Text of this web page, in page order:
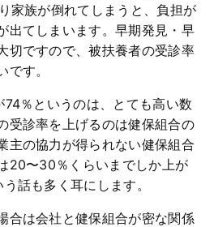
家族が倒れてしまうと、負担が
出てしまいます。早期発見・早
切ですので、被扶養者の受診率
す。
％というのは、とても高い数
診率を上げるのは健保組合の
主の協力が得られない健保組合
20〜30％くらいまでしか上が
話も多く耳にします。
合は会社と健保組合が密な関係